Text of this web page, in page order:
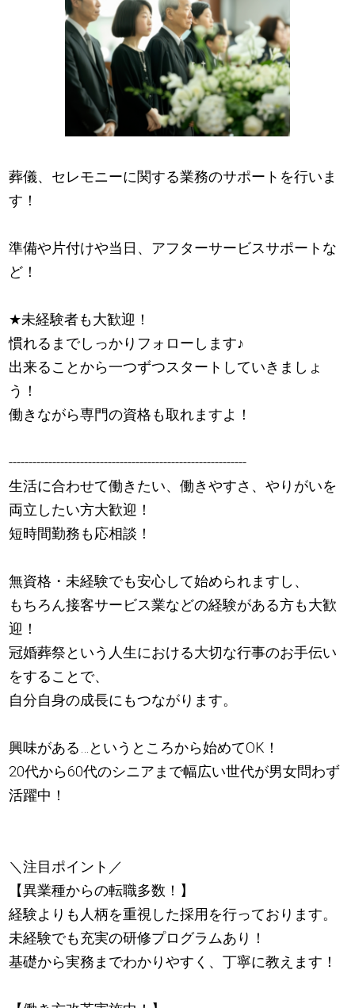
葬儀、セレモニーに関する業務のサポートを行いま
す！
準備や片付けや当日、アフターサービスサポートな
ど！
★未経験者も大歓迎！
慣れるまでしっかりフォローします♪
出来ることから一つずつスタートしていきましょ
う！
働きながら専門の資格も取れますよ！
------------------------------------------------------------
生活に合わせて働きたい、働きやすさ、やりがいを
両立したい方大歓迎！
短時間勤務も応相談！
無資格・未経験でも安心して始められますし、
もちろん接客サービス業などの経験がある方も大歓
迎！
冠婚葬祭という人生における大切な行事のお手伝い
をすることで、
自分自身の成長にもつながります。
興味がある…というところから始めてOK！
20代から60代のシニアまで幅広い世代が男女問わず
活躍中！
＼注目ポイント／
【異業種からの転職多数！】
経験よりも人柄を重視した採用を行っております。
未経験でも充実の研修プログラムあり！
基礎から実務までわかりやすく、丁寧に教えます！